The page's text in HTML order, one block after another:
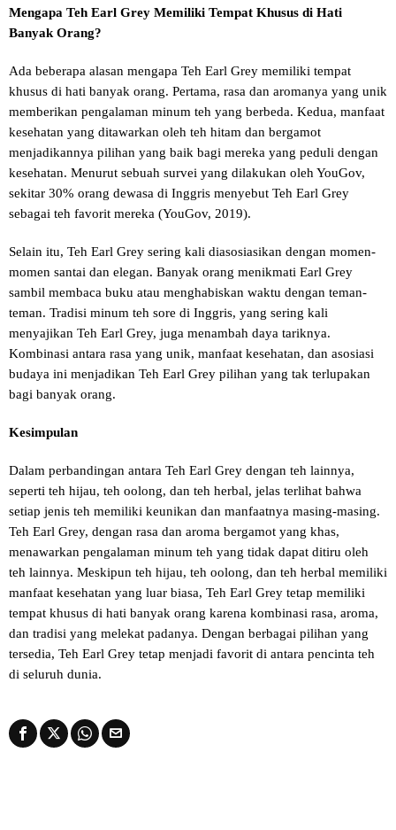
Mengapa Teh Earl Grey Memiliki Tempat Khusus di Hati
Banyak Orang?
Ada beberapa alasan mengapa Teh Earl Grey memiliki tempat
khusus di hati banyak orang. Pertama, rasa dan aromanya yang unik
memberikan pengalaman minum teh yang berbeda. Kedua, manfaat
kesehatan yang ditawarkan oleh teh hitam dan bergamot
menjadikannya pilihan yang baik bagi mereka yang peduli dengan
kesehatan. Menurut sebuah survei yang dilakukan oleh YouGov,
sekitar 30% orang dewasa di Inggris menyebut Teh Earl Grey
sebagai teh favorit mereka (YouGov, 2019).
Selain itu, Teh Earl Grey sering kali diasosiasikan dengan momen-
momen santai dan elegan. Banyak orang menikmati Earl Grey
sambil membaca buku atau menghabiskan waktu dengan teman-
teman. Tradisi minum teh sore di Inggris, yang sering kali
menyajikan Teh Earl Grey, juga menambah daya tariknya.
Kombinasi antara rasa yang unik, manfaat kesehatan, dan asosiasi
budaya ini menjadikan Teh Earl Grey pilihan yang tak terlupakan
bagi banyak orang.
Kesimpulan
Dalam perbandingan antara Teh Earl Grey dengan teh lainnya,
seperti teh hijau, teh oolong, dan teh herbal, jelas terlihat bahwa
setiap jenis teh memiliki keunikan dan manfaatnya masing-masing.
Teh Earl Grey, dengan rasa dan aroma bergamot yang khas,
menawarkan pengalaman minum teh yang tidak dapat ditiru oleh
teh lainnya. Meskipun teh hijau, teh oolong, dan teh herbal memiliki
manfaat kesehatan yang luar biasa, Teh Earl Grey tetap memiliki
tempat khusus di hati banyak orang karena kombinasi rasa, aroma,
dan tradisi yang melekat padanya. Dengan berbagai pilihan yang
tersedia, Teh Earl Grey tetap menjadi favorit di antara pencinta teh
di seluruh dunia.